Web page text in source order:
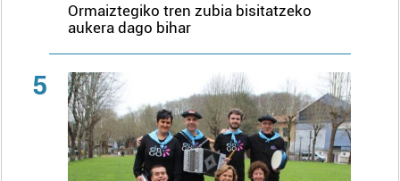
Ormaiztegiko tren zubia bisitatzeko
aukera dago bihar
5